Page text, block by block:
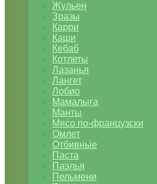
Жульен
Зразы
Карри
Каши
Кебаб
Котлеты
Лазанья
Лангет
Лобио
Мамалыга
Манты
Мясо по-французски
Омлет
Отбивные
Паста
Паэлья
Пельмени